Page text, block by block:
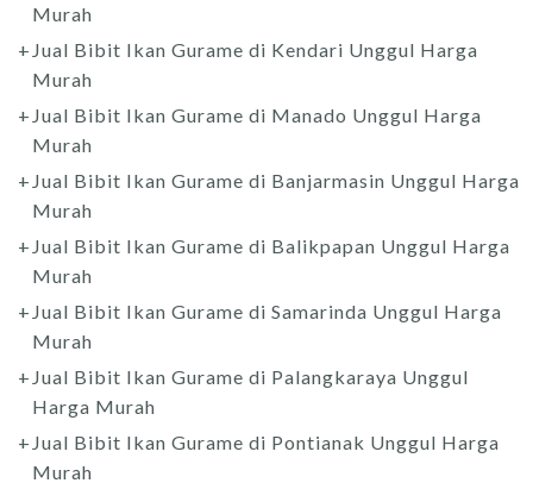
Murah
Jual Bibit Ikan Gurame di Kendari Unggul Harga
Murah
Jual Bibit Ikan Gurame di Manado Unggul Harga
Murah
Jual Bibit Ikan Gurame di Banjarmasin Unggul Harga
Murah
Jual Bibit Ikan Gurame di Balikpapan Unggul Harga
Murah
Jual Bibit Ikan Gurame di Samarinda Unggul Harga
Murah
Jual Bibit Ikan Gurame di Palangkaraya Unggul
Harga Murah
Jual Bibit Ikan Gurame di Pontianak Unggul Harga
Murah